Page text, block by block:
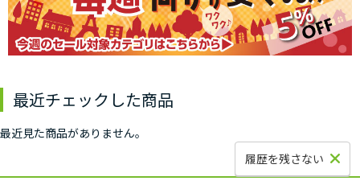
最近チェックした商品
最近見た商品がありません。
履歴を残さない